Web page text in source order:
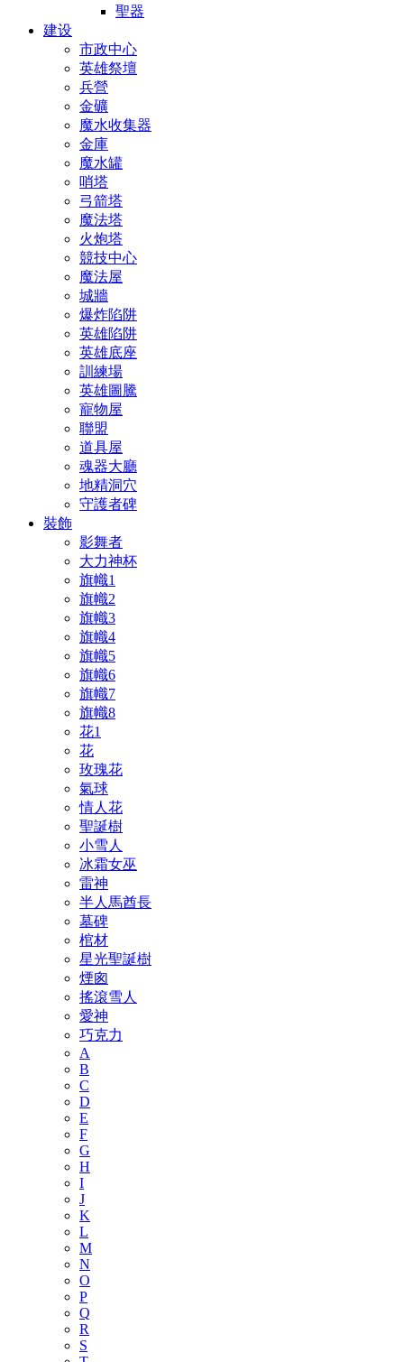
聖器
建设
市政中心
英雄祭壇
兵營
金礦
魔水收集器
金庫
魔水罐
哨塔
弓箭塔
魔法塔
火炮塔
競技中心
魔法屋
城牆
爆炸陷阱
英雄陷阱
英雄底座
訓練場
英雄圖騰
寵物屋
聯盟
道具屋
魂器大廳
地精洞穴
守護者碑
裝飾
影舞者
大力神杯
旗幟1
旗幟2
旗幟3
旗幟4
旗幟5
旗幟6
旗幟7
旗幟8
花1
花
玫瑰花
氣球
情人花
聖誕樹
小雪人
冰霜女巫
雷神
半人馬酋長
墓碑
棺材
星光聖誕樹
煙囪
搖滾雪人
愛神
巧克力
A
B
C
D
E
F
G
H
I
J
K
L
M
N
O
P
Q
R
S